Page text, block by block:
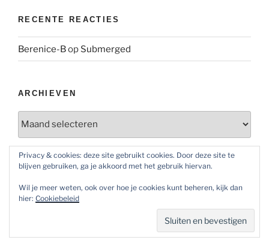
RECENTE REACTIES
Berenice-Bop Submerged
ARCHIEVEN
SOCIAL MEDIA
Bekijk
het
op
Bekijk
het
Otto
Bekijk
het
op
Privacy & cookies: deze site gebruikt cookies. Door deze site te
blijven gebruiken, ga je akkoord met het gebruik hiervan.
Wil je meer weten, ook over hoe je cookies kunt beheren, kijk dan
hier: Cookiebeleid